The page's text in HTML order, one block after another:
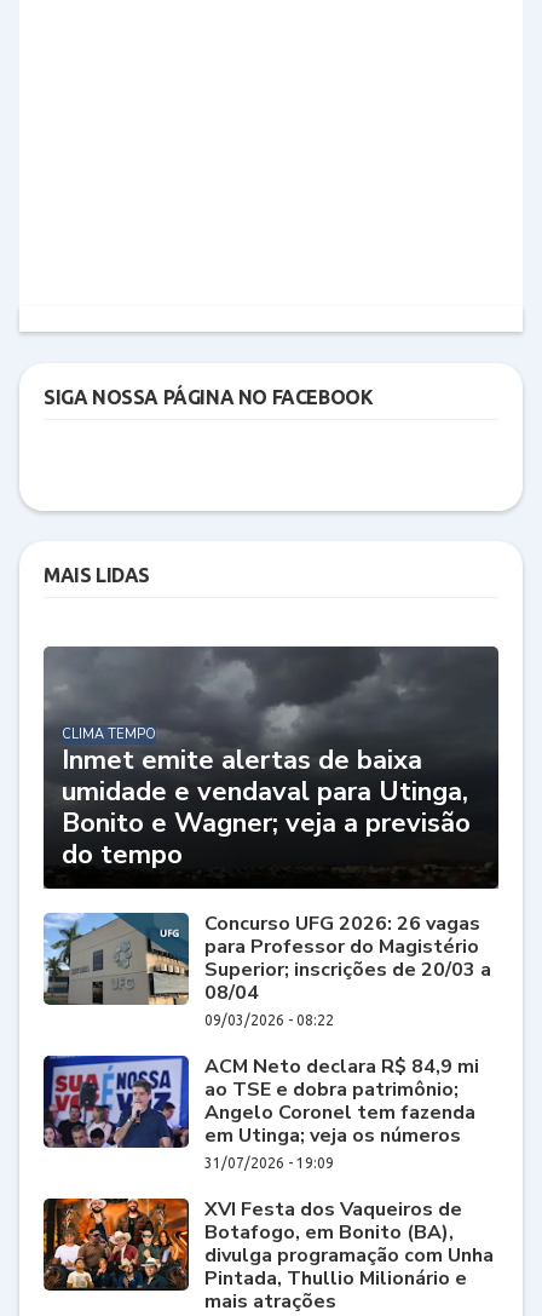
SIGA NOSSA PÁGINA NO FACEBOOK
MAIS LIDAS
CLIMA TEMPO
Inmet emite alertas de baixa
umidade e vendaval para Utinga,
Bonito e Wagner; veja a previsão
do tempo
Concurso UFG 2026: 26 vagas
para Professor do Magistério
Superior; inscrições de 20/03 a
08/04
09/03/2026 - 08:22
ACM Neto declara R$ 84,9 mi
ao TSE e dobra patrimônio;
Angelo Coronel tem fazenda
em Utinga; veja os números
31/07/2026 - 19:09
XVI Festa dos Vaqueiros de
Botafogo, em Bonito (BA),
divulga programação com Unha
Pintada, Thullio Milionário e
mais atrações